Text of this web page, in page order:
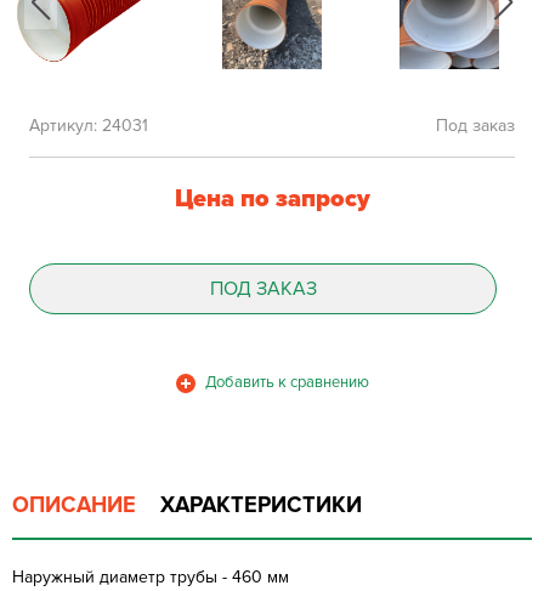
Под заказ
Артикул: 24031
Цена по запросу
ПОД ЗАКАЗ
ОПИСАНИЕ ХАРАКТЕРИСТИКИ
Наружный диаметр трубы - 460 мм